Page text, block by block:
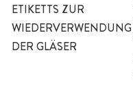
ETIKETTS ZUR
WIEDERVERWENDUNG
DER GLÄSER